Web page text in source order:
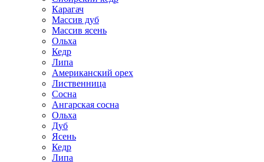
Карагач
Массив дуб
Массив ясень
Ольха
Кедр
Липа
Американский орех
Лиственница
Сосна
Ангарская сосна
Ольха
Дуб
Ясень
Кедр
Липа